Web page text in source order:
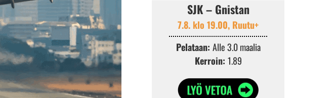
SJK – Gnistan
7.8. klo 19.00, Ruutu+
Pelataan: Alle 3.0 maalia
Kerroin: 1.89